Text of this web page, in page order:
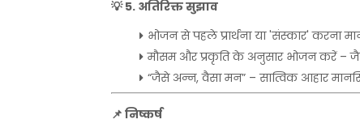
💡5. अतिरिक्तसुझाव
भोजन से पहले प्रार्थना या'संस्कार'करना
मौसम और प्रकृति के अनुसार भोजन करें–
“जैसे अन्न,वैसा मन” –सात्विक आहार
📌 निष्कर्ष